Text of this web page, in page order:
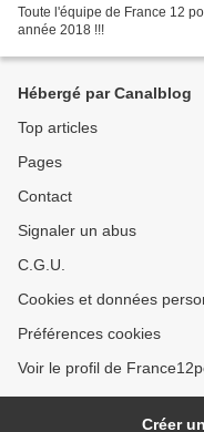
Toute l'équipe de France 12
année 2018 !!!
Hébergé par Canalblog
Top articles
Pages
Contact
Signaler un abus
C.G.U.
Cookies et données
Préférences cookies
Voir le profil de
Créer